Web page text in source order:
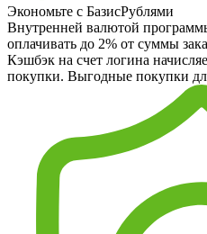
Экономьте с БазисРублями
Внутренней валютой
оплачивать до 2% от суммы
Кэшбэк на счет логина
покупки. Выгодные покупки